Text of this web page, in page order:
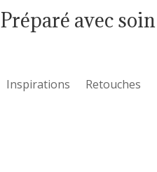
Préparé avec
Inspirations Retouches